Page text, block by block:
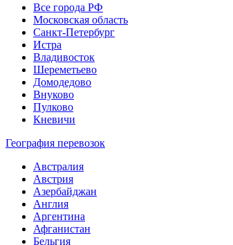
Все города РФ
Московская область
Санкт-Петербург
Истра
Владивосток
Шереметьево
Домодедово
Внуково
Пулково
Кневичи
География перевозок
Австралия
Австрия
Азербайджан
Англия
Аргентина
Афганистан
Бельгия